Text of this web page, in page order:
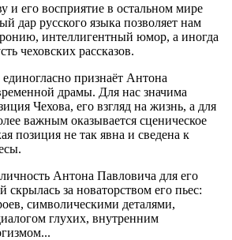
и его восприятие в остальном мире
дар русского языка позволяет нам
интеллигентный юмор, а иногда
чеховских рассказов.
признаёт Антона
драмы. Для нас значима
Чехова, его взгляд на жизнь, а для
важным оказывается сценическое
позиция не так явна и сведена к
Антона Павловича для его
скрылась за новаторством его пьес:
символическими деталями,
глухих, внутренним